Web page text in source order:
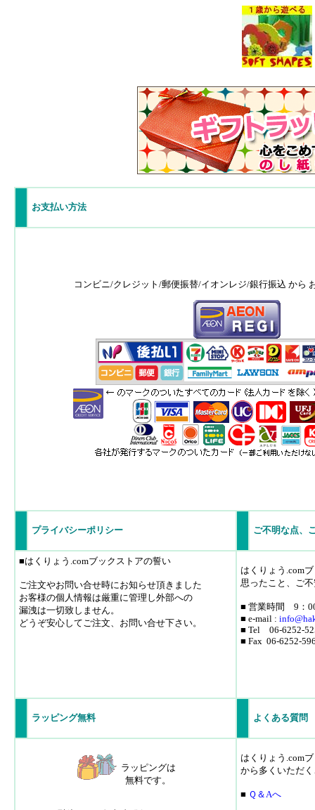
お支払い方法
コンビニ/クレジット/郵便振替/イオンレジ/銀行振込 から
プライバシーポリシー ご不明な点、
■はくりょう.comブックストアの誓い
ご注文やお問い合せ時にお知らせ頂きました
お客様の個人情報は厳重に管理し外部への
漏洩は一切致しません。
どうぞ安心してご注文、お問い合せ下さい。
はくりょう.com
思ったこと、ご
■ 営業時間 9：
■ e-mail : info
■ Tel 06-6252-
■ Fax 06-6252-
ラッピング無料 よくある質問
ラッピングは
無料です。
はくりょう.com
から多くいただ
■ Ｑ＆Aへ